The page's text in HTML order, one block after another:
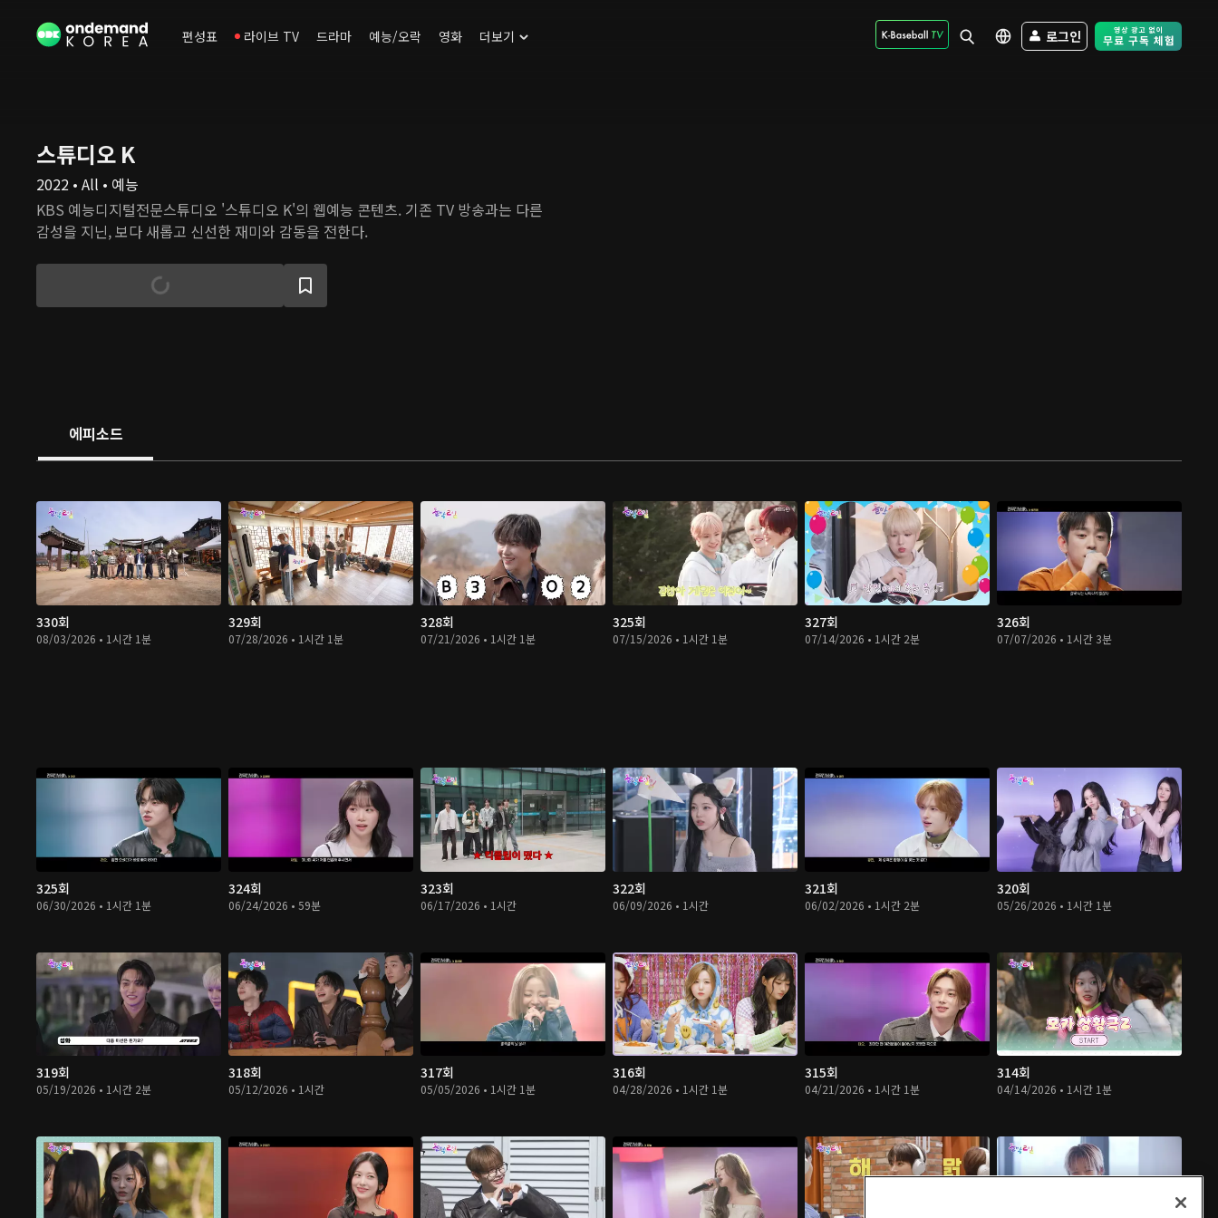
편성표 라이브 TV 드라마 예능/오락 영화 더보기 로그인 Free Trial -
스튜디오 K
2022 • All • 예능
KBS 예능디지털전문스튜디오 '스튜디오 K'의 웹예능 콘텐츠. 기존 TV 방송과는 다른
감성을 지닌, 보다 새롭고 신선한 재미와 감동을 전한다.
에피소드
330회
08/03/2026 • 1시간 1분
329회
07/28/2026 • 1시간 1분
328회
07/21/2026 • 1시간 1분
325회
07/15/2026 • 1시간 1분
327회
07/14/2026 • 1시간 2분
326회
07/07/2026 • 1시간 3분
325회
06/30/2026 • 1시간 1분
324회
06/24/2026 • 59분
323회
06/17/2026 • 1시간
322회
06/09/2026 • 1시간
321회
06/02/2026 • 1시간 2분
320회
05/26/2026 • 1시간 1분
319회
05/19/2026 • 1시간 2분
318회
05/12/2026 • 1시간
317회
05/05/2026 • 1시간 1분
316회
04/28/2026 • 1시간 1분
315회
04/21/2026 • 1시간 1분
314회
04/14/2026 • 1시간 1분